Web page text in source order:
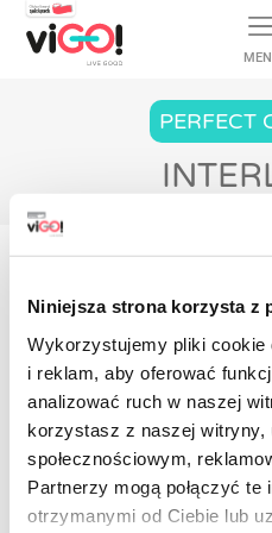
Niniejsza strona korzysta z
Wykorzystujemy pliki cookie
i reklam, aby oferować
analizować ruch w naszej
korzystasz z naszej witryny,
społecznościowym,
Partnerzy mogą połączyć
otrzymanymi od Ciebie lub
PERFECT
Home Perfect Cleaning Borse
Non ci sono
Resta in
mostrati qui
aggiunti.